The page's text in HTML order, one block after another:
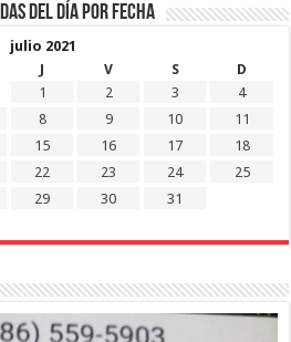
del día por fecha
julio 2021
J V S
D
1
2 3
4
8 9 10
11
15 16 17
18
22 23 24
25
29 30
31